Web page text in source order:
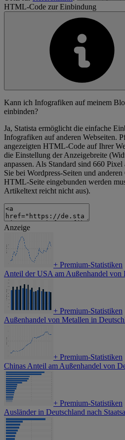
HTML-Code zur Einbindung
Kann ich Infografiken auf meinem
einbinden?
Ja, Statista ermöglicht die einfache
Infografiken auf anderen Webseiten.
angezeigten HTML-Code auf Ihrer
die Einstellung der Anzeigebreite
anpassen. Als Standard sind 660
Sie bei Wordpress-Seiten und
HTML-Seite eingebunden werden
Artikeltext reicht nicht aus).
Anzeige
+ Premium-Statistiken
Anteil der USA am Außenhandel von
+ Premium-Statistiken
Außenhandel von Metallen in
+ Premium-Statistiken
Chinas Anteil am Außenhandel von
+ Premium-Statistiken
Ausländer in Deutschland nach